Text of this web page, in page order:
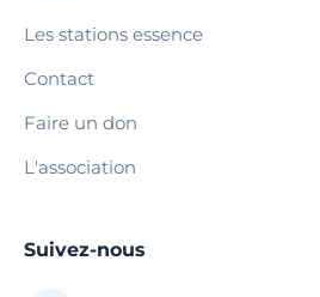
Les stations essence
Contact
Faire un don
L'association
Suivez-nous